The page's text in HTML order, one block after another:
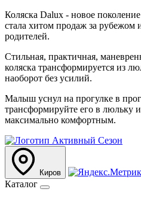
Коляска Dalux - новое
стала хитом продаж за рубежом
родителей.
Стильная, практичная,
коляска трансформируется из
наоборот без усилий.
Малыш уснул на прогулке в
трансформируйте его в люльку
максимально комфортным.
Киров
Каталог